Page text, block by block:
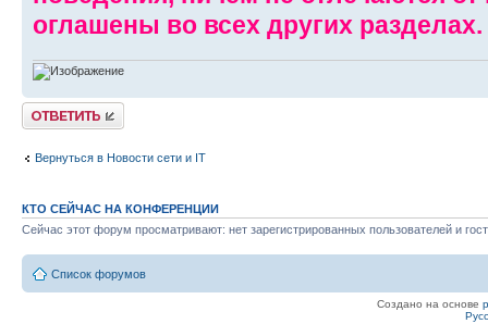
оглашены во всех других разделах.
Ответить
Вернуться в Новости сети и IT
КТО СЕЙЧАС НА КОНФЕРЕНЦИИ
Сейчас этот форум просматривают: нет зарегистрированных пользователей и
Список форумов
Создано на основе